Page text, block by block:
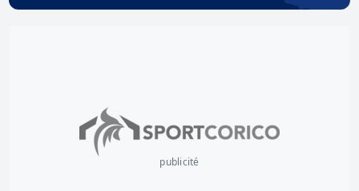
publicité